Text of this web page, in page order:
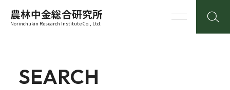
農林中金総合研究所
Norinchukin Research Institute Co., Ltd.
SEARCH